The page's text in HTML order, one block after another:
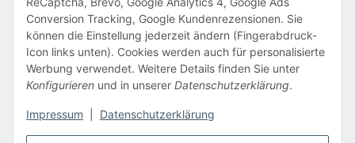
Conversion Tracking, Google Kundenrezensionen. Sie
können die Einstellung jederzeit ändern (Fingerabdruck-
Icon links unten). Cookies werden auch für personalisierte
Werbung verwendet. Weitere Details finden Sie unter
Konfigurieren und in unserer Datenschutzerklärung.
Impressum Datenschutzerklärung
Vertrag widerrufen